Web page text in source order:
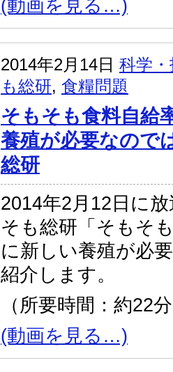
(動画を見る…)
2014年2月14日 科学
も総研, 食糧問題
そもそも食料自給
養殖が必要なので
総研
2014年2月12日に
そも総研「そもそ
に新しい養殖が必
紹介します。
（所要時間：約22
(動画を見る…)